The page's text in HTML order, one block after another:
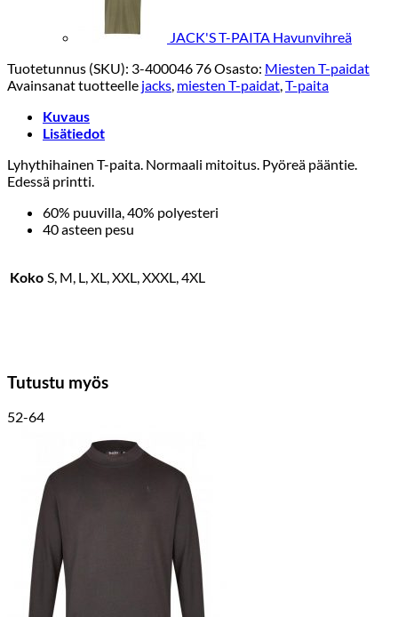
JACK'S T-PAITA Havunvihreä
Tuotetunnus (SKU): 3-400046 76Osasto: Miesten T-paidat
Avainsanat tuotteelle jacks, miesten T-paidat,T-paita
Kuvaus
Lisätiedot
Lyhythihainen T-paita. Normaali mitoitus. Pyöreä pääntie.
Edessä printti.
60% puuvilla, 40% polyesteri
40 asteen pesu
Koko S, M, L, XL, XXL, XXXL, 4XL
Tutustu myös
52-64